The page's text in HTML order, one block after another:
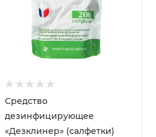
Средство
дезинфицирующее
«Дезклинер» (салфетки)